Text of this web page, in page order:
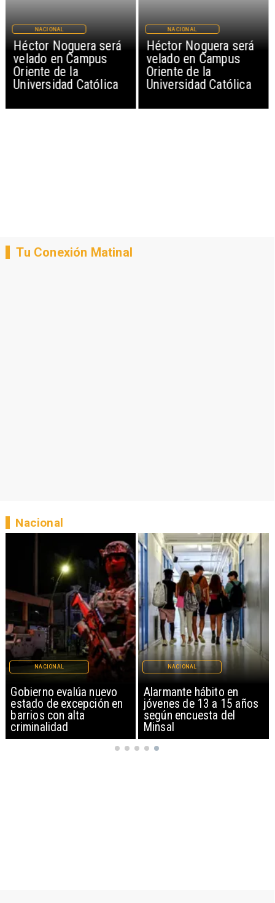
Héctor Noguera será
velado en Campus
Oriente de la
Universidad Católica
NACIONAL
Héctor Noguera será
velado en Campus
Oriente de la
Universidad Católica
NACIONAL
Tu Conexión Matinal
Gobierno evalúa nuevo
estado de excepción en
barrios con alta
criminalidad
NACIONAL
Alarmante hábito en
jóvenes de 13 a 15 años
según encuesta del
Minsal
NACIONAL
Nacional